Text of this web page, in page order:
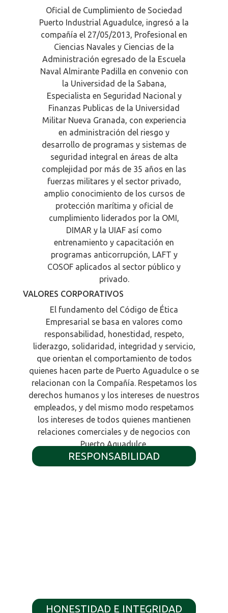
Oficial de Cumplimiento de Sociedad
Puerto Industrial Aguadulce, ingresó a la
compañía el 27/05/2013, Profesional en
Ciencias Navales y Ciencias de la
Administración egresado de la Escuela
Naval Almirante Padilla en convenio con
la Universidad de la Sabana,
Especialista en Seguridad Nacional y
Finanzas Publicas de la Universidad
Militar Nueva Granada, con experiencia
en administración del riesgo y
desarrollo de programas y sistemas de
seguridad integral en áreas de alta
complejidad por más de 35 años en las
fuerzas militares y el sector privado,
amplio conocimiento de los cursos de
protección marítima y oficial de
cumplimiento liderados por la OMI,
DIMAR y la UIAF así como
entrenamiento y capacitación en
programas anticorrupción, LAFT y
COSOF aplicados al sector público y
privado.
VALORES CORPORATIVOS
El fundamento del Código de Ética
Empresarial se basa en valores como
responsabilidad, honestidad, respeto,
liderazgo, solidaridad, integridad y servicio,
que orientan el comportamiento de todos
quienes hacen parte de Puerto Aguadulce o se
relacionan con la Compañía. Respetamos los
derechos humanos y los intereses de nuestros
empleados, y del mismo modo respetamos
los intereses de todos quienes mantienen
relaciones comerciales y de negocios con
Puerto Aguadulce.
RESPONSABILIDAD
HONESTIDAD E INTEGRIDAD